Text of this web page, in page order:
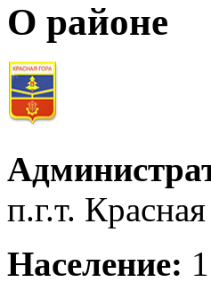
О районе
п.г.т.
Население: